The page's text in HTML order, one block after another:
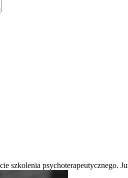
szkolenia psychoterapeutycznego.